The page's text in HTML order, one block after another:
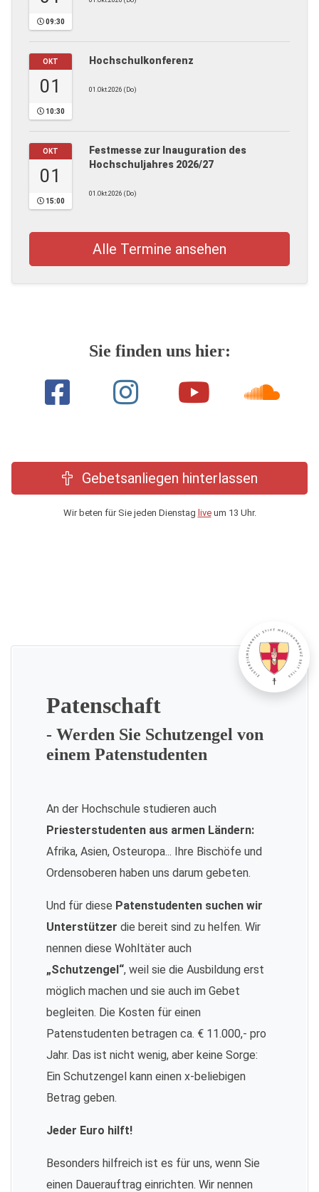
09:30
OKT
01
10:30
Hochschulkonferenz
01.Okt.2026 (Do)
OKT
01
15:00
Festmesse zur Inauguration des
Hochschuljahres 2026/27
01.Okt.2026 (Do)
Alle Termine ansehen
Sie finden uns hier:
Gebetsanliegen hinterlassen
Wir beten für Sie jeden Dienstag liveum 13 Uhr.
Patenschaft
- Werden Sie Schutzengel von
einem Patenstudenten
An der Hochschule studieren auch
Priesterstudenten aus armen Ländern:
Afrika, Asien, Osteuropa... Ihre Bischöfe und
Ordensoberen haben uns darum gebeten.
Und für diese Patenstudenten suchen wir
Unterstützer die bereit sind zu helfen. Wir
nennen diese Wohltäter auch
„Schutzengel“, weil sie die Ausbildung erst
möglich machen und sie auch im Gebet
begleiten. Die Kosten für einen
Patenstudenten betragen ca. € 11.000,- pro
Jahr. Das ist nicht wenig, aber keine Sorge:
Ein Schutzengel kann einen x-beliebigen
Betrag geben.
Jeder Euro hilft!
Besonders hilfreich ist es für uns, wenn Sie
einen Dauerauftrag einrichten. Wir nennen